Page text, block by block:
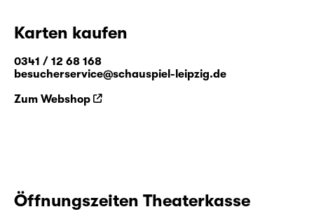
Karten kaufen
0341 / 12 68 168
besucherservice@schauspiel-leipzig.de
Zum Webshop
Öffnungszeiten Theaterkasse